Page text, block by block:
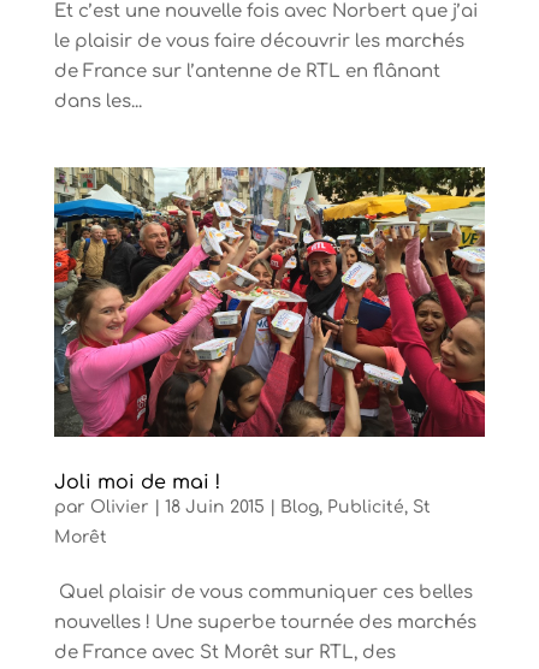
Et c’est une nouvelle fois avec Norbert que j’ai
le plaisir de vous faire découvrir les marchés
de France sur l’antenne de RTL en flânant
dans les...
Joli moi de mai !
par Olivier 18 Juin 2015 Blog, Publicité, St
Morêt
Quel plaisir de vous communiquer ces belles
nouvelles ! Une superbe tournée des marchés
de France avec St Morêt sur RTL, des